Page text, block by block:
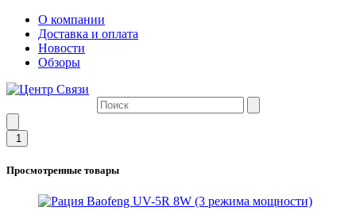
О компании
Доставка и оплата
Новости
Обзоры
1
Просмотренные товары